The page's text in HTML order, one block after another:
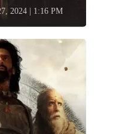
2024 | 1:16 PM